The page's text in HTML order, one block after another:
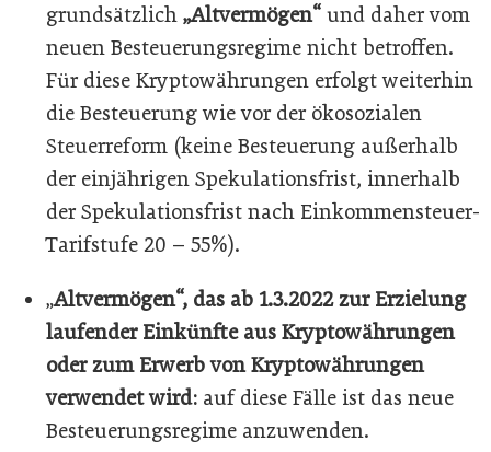
grundsätzlich „Altvermögen“ und daher vom
neuen Besteuerungsregime nicht betroffen.
Für diese Kryptowährungen erfolgt weiterhin
die Besteuerung wie vor der ökosozialen
Steuerreform (keine Besteuerung außerhalb
der einjährigen Spekulationsfrist, innerhalb
der Spekulationsfrist nach Einkommensteuer-
Tarifstufe 20 – 55%).
„Altvermögen“, das ab 1.3.2022 zur Erzielung
laufender Einkünfte aus Kryptowährungen
oder zum Erwerb von Kryptowährungen
verwendet wird: auf diese Fälle ist das neue
Besteuerungsregime anzuwenden.